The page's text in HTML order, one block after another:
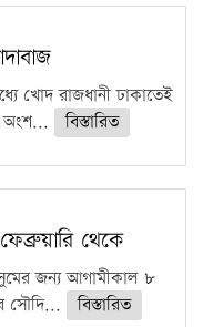
খোদ রাজধানী ঢাকাতেই
অংশ...
বিস্তারিত
থেকে
জন্য আগামীকাল ৮
সৌদি...
বিস্তারিত